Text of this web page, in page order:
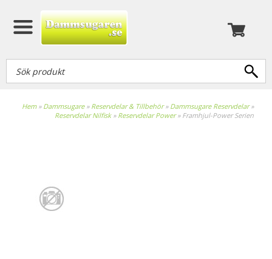
Hem» Dammsugare» Reservdelar & Tillbehör» Dammsugare Reservdelar»
Reservdelar Nilfisk» Reservdelar Power» Framhjul-Power Serien